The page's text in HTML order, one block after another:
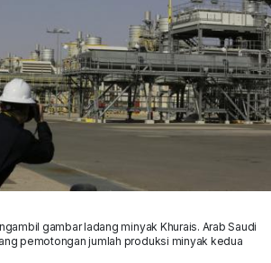
gambar ladang minyak Khurais. Arab Saudi
pemotongan jumlah produksi minyak kedua